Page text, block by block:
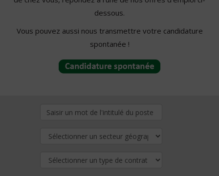
dessous.
Vous pouvez aussi nous transmettre votre candidature
spontanée !